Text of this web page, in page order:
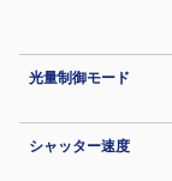
光量制御モード
シャッター速度